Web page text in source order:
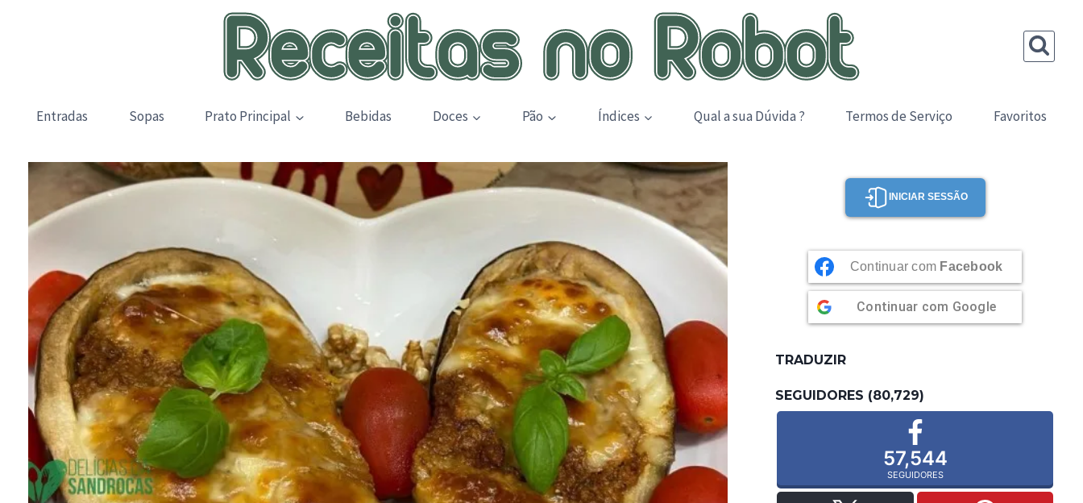
Entradas Sopas Prato Principal Bebidas Doces Pão Índices Qual a sua Dúvida ? Termos de Serviço Favoritos
INICIAR SESSÃO
Continuar com Facebook
Continuar com Google
TRADUZIR
SEGUIDORES (80,729)
57,544
SEGUIDORES